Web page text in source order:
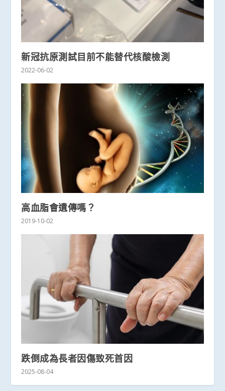
新冠抗原測試目前不能替代核酸檢測
2022-06-02
高血脂會遺傳嗎？
2019-10-02
跌倒成為長者因傷致死首因
2025-08-04